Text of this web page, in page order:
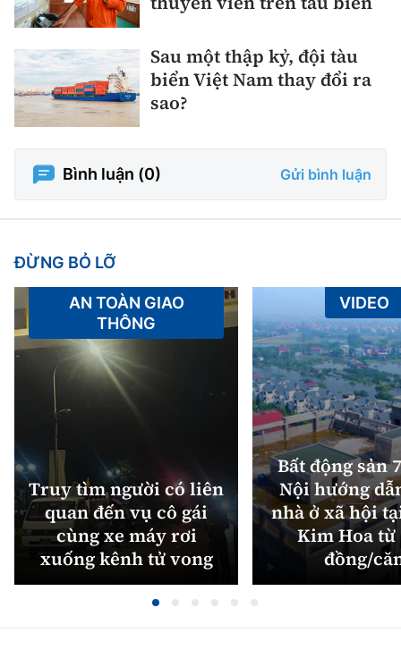
Sau một thập kỷ, đội tàu
biển Việt Nam thay đổi ra
sao?
Bình luận (0) Gửi bình luận
ĐỪNG BỎ LỠ
Truy tìm người có liên
quan đến vụ cô gái
cùng xe máy rơi
xuống kênh tử vong
AN TOÀN GIAO
THÔNG
Bất động sản
Nội hướng
nhà ở xã hội
Kim Hoa từ
đồng/
VIDEO